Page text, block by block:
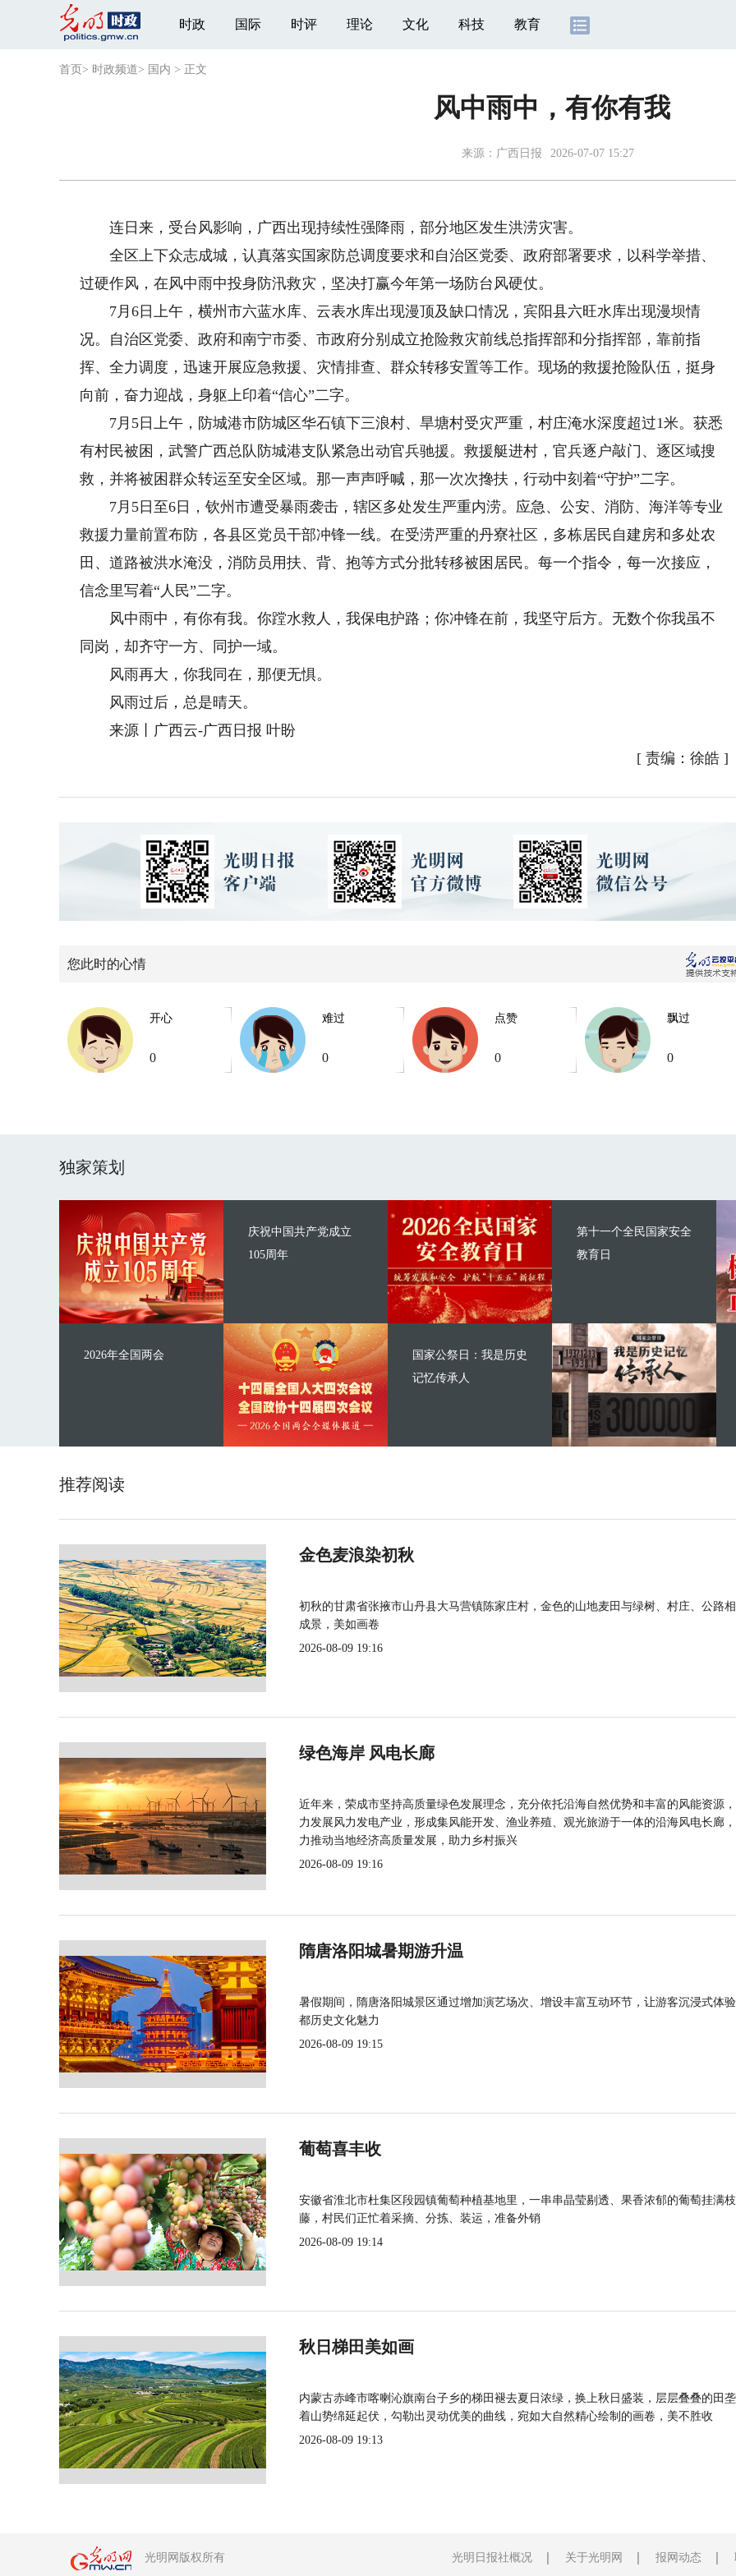
时政 国际 时评 理论 文化 科技 教育
首页 > 时政频道> 国内 > 正文
风中雨中，有你有我
来源： 广西日报 2026-07-07 15:27
连日来，受台风影响，广西出现持续性强降雨，部分地区发生洪涝灾害。
全区上下众志成城，认真落实国家防总调度要求和自治区党委、政府部署要求，以科学举措、
过硬作风，在风中雨中投身防汛救灾，坚决打赢今年第一场防台风硬仗。
7月6日上午，横州市六蓝水库、云表水库出现漫顶及缺口情况，宾阳县六旺水库出现漫坝情
况。自治区党委、政府和南宁市委、市政府分别成立抢险救灾前线总指挥部和分指挥部，靠前指
挥、全力调度，迅速开展应急救援、灾情排查、群众转移安置等工作。现场的救援抢险队伍，挺身
向前，奋力迎战，身躯上印着“信心”二字。
7月5日上午，防城港市防城区华石镇下三浪村、旱塘村受灾严重，村庄淹水深度超过1米。获悉
有村民被困，武警广西总队防城港支队紧急出动官兵驰援。救援艇进村，官兵逐户敲门、逐区域搜
救，并将被困群众转运至安全区域。那一声声呼喊，那一次次搀扶，行动中刻着“守护”二字。
7月5日至6日，钦州市遭受暴雨袭击，辖区多处发生严重内涝。应急、公安、消防、海洋等专业
救援力量前置布防，各县区党员干部冲锋一线。在受涝严重的丹寮社区，多栋居民自建房和多处农
田、道路被洪水淹没，消防员用扶、背、抱等方式分批转移被困居民。每一个指令，每一次接应，
信念里写着“人民”二字。
风中雨中，有你有我。你蹚水救人，我保电护路；你冲锋在前，我坚守后方。无数个你我虽不
同岗，却齐守一方、同护一域。
风雨再大，你我同在，那便无惧。
风雨过后，总是晴天。
来源丨广西云-广西日报 叶盼
[ 责编：徐皓 ]
您此时的心情
开心
0
难过
0
点赞
0
飘过
0
独家策划
庆祝中国共产党成立
105周年
2026年全国两会
第十一个全民国家安全
教育日
国家公祭日：我是历史
记忆传承人
推荐阅读
金色麦浪染初秋
初秋的甘肃省张掖市山丹县大马营镇陈家庄村，金色的山地麦田与绿树、村庄、公路
成景，美如画卷
2026-08-09 19:16
绿色海岸 风电长廊
近年来，荣成市坚持高质量绿色发展理念，充分依托沿海自然优势和丰富的风能资源
力发展风力发电产业，形成集风能开发、渔业养殖、观光旅游于一体的沿海风电长廊
力推动当地经济高质量发展，助力乡村振兴
2026-08-09 19:16
隋唐洛阳城暑期游升温
暑假期间，隋唐洛阳城景区通过增加演艺场次、增设丰富互动环节，让游客沉浸式体
都历史文化魅力
2026-08-09 19:15
葡萄喜丰收
安徽省淮北市杜集区段园镇葡萄种植基地里，一串串晶莹剔透、果香浓郁的葡萄挂满枝
藤，村民们正忙着采摘、分拣、装运，准备外销
2026-08-09 19:14
秋日梯田美如画
内蒙古赤峰市喀喇沁旗南台子乡的梯田褪去夏日浓绿，换上秋日盛装，层层叠叠的田
着山势绵延起伏，勾勒出灵动优美的曲线，宛如大自然精心绘制的画卷，美不胜收
2026-08-09 19:13
光明网版权所有 光明日报社概况 关于光明网 报网动态